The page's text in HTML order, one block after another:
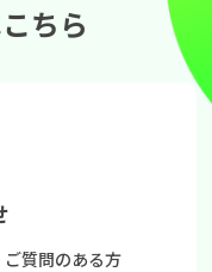
ちら
ご質問のある方